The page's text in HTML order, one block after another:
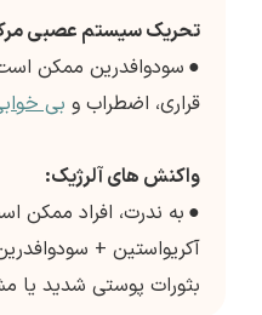
تحریک سیستم عصبی
● سودوافدرین ممکن
قراری، اضطراب و بی
واکنش های آلرژیک:
● به ندرت، افراد
آکریواستین +
بثورات پوستی شدید